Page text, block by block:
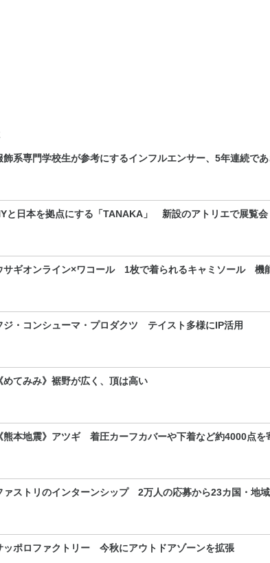
飾系専門学校生が参考にするインフルエンサー、5年連続で
と日本を拠点にする「TANAKA」 新設のアトリエで展覧会
サギオンライン×ワコール 1枚で着られるキャミソール 機
ジ・コンシューマ・プロダクツ テイスト多様にIP活用
《めてみみ》裾野が広く、頂は高い
《熊本地震》アツギ 着圧カーフカバーや下着など約4000点を
ァストリのインターンシップ 2万人の応募から23カ国・地
ッポロファクトリー 今秋にアウトドアゾーンを拡張